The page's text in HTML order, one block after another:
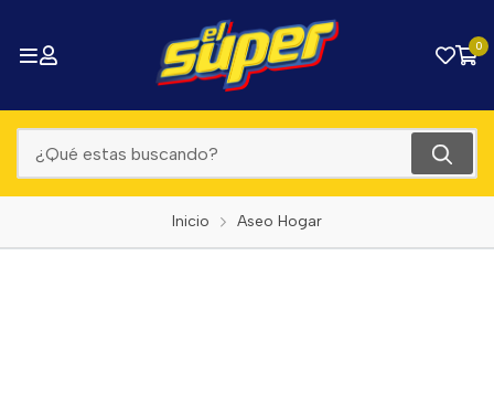
0
Inicio Aseo Hogar